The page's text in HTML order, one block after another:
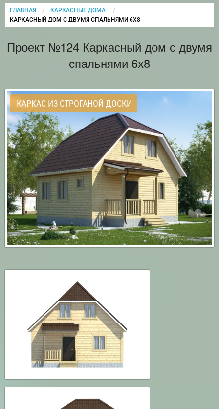
ГЛАВНАЯ
КАРКАСНЫЕ ДОМА
CURRENT:
КАРКАСНЫЙ ДОМ С ДВУМЯ СПАЛЬНЯМИ 6Х8
Проект №124 Каркасный дом с двумя
спальнями 6х8
КАРКАС ИЗ СТРОГАНОЙ ДОСКИ